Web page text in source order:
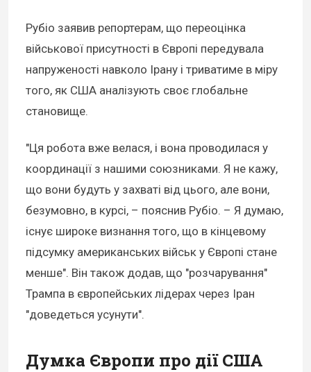
Рубіо заявив репортерам, що переоцінка
військової присутності в Європі передувала
напруженості навколо Ірану і триватиме в міру
того, як США аналізують своє глобальне
становище.
"Ця робота вже велася, і вона проводилася у
координації з нашими союзниками. Я не кажу,
що вони будуть у захваті від цього, але вони,
безумовно, в курсі, – пояснив Рубіо. – Я думаю,
існує широке визнання того, що в кінцевому
підсумку американських військ у Європі стане
менше". Він також додав, що "розчарування"
Трампа в європейських лідерах через Іран
"доведеться усунути".
Думка Європи про дії США